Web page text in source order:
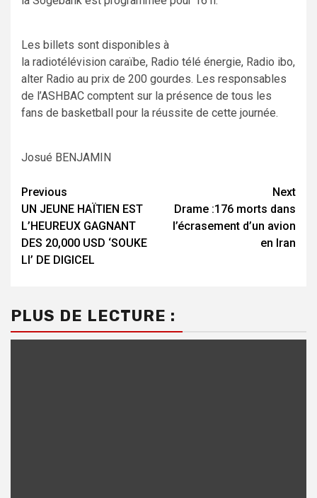
Les billets sont disponibles à
la radiotélévision caraïbe, Radio télé énergie, Radio ibo,
alter Radio au prix de 200 gourdes. Les responsables
de l’ASHBAC comptent sur la présence de tous les
fans de basketball pour la réussite de cette journée.
Josué BENJAMIN
Continue
Reading
Previous
UN JEUNE HAÏTIEN EST
L’HEUREUX GAGNANT
DES 20,000 USD ‘SOUKE
LI’ DE DIGICEL
Next
Drame :176 morts dans
l’écrasement d’un avion
en Iran
PLUS DE LECTURE :